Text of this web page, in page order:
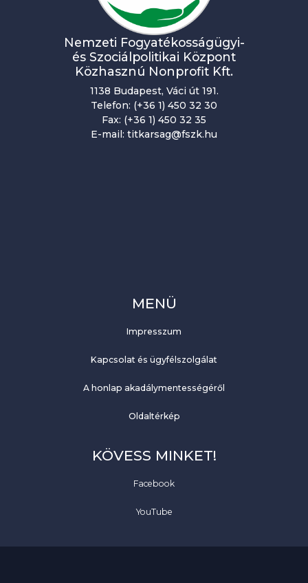
Nemzeti Fogyatékosságügyi-
és Szociálpolitikai Központ
Közhasznú Nonprofit Kft.
1138 Budapest, Váci út 191.
Telefon: (+36 1) 450 32 30
Fax: (+36 1) 450 32 35
E-mail: titkarsag@fszk.hu
MENÜ
Impresszum
Kapcsolat és ügyfélszolgálat
A honlap akadálymentességéről
Oldaltérkép
KÖVESS MINKET!
Facebook
YouTube